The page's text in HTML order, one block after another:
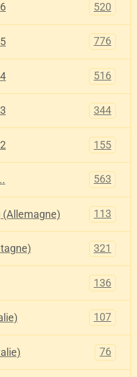
520
776
516
344
155
563
(Allemagne) 113
321
136
107
76